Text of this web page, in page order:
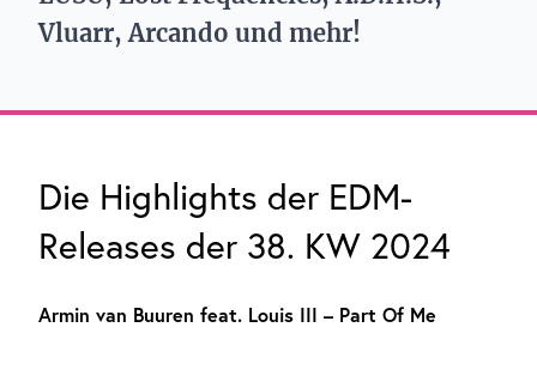
Vluarr, Arcando und mehr!
Die Highlights der EDM-
Releases der 38. KW 2024
Armin van Buuren feat. Louis III – Part Of Me